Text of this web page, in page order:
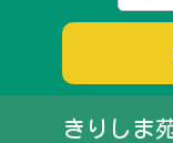
きりしま